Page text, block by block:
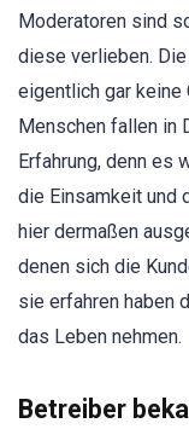
Moderatoren sind
diese verlieben.
eigentlich gar keine
Menschen fallen in
Erfahrung, denn es
die Einsamkeit und
hier dermaßen
denen sich die
sie erfahren haben
das Leben nehmen.
Betreiber